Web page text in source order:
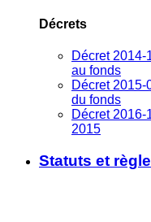
Décrets
Décret 2014-
au fonds
Décret
du fonds
Décret 2016-
2015
Statuts et